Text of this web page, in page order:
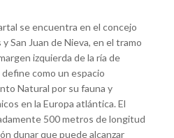
se encuentra en el concejo
San Juan de Nieva, en el tramo
izquierda de la ría de
como un espacio
Natural por su fauna y
en la Europa atlántica. El
500 metros de longitud
dunar que puede alcanzar